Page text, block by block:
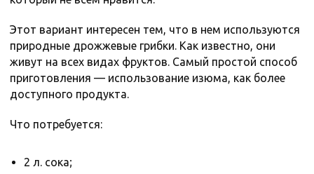
Этот вариант интересен тем, что в нем используются
природные дрожжевые грибки. Как известно, они
живут на всех видах фруктов. Самый простой способ
приготовления — использование изюма, как более
доступного продукта.
Что потребуется:
2 л. сока;